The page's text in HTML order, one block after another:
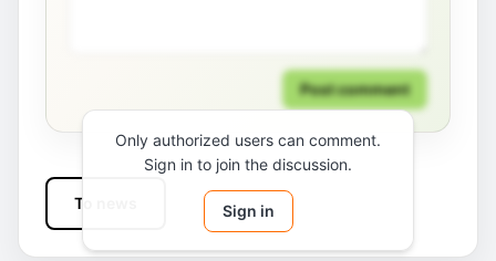
Post comment
Only authorized users can comment.
Sign in to join the discussion.
Sign in
To news